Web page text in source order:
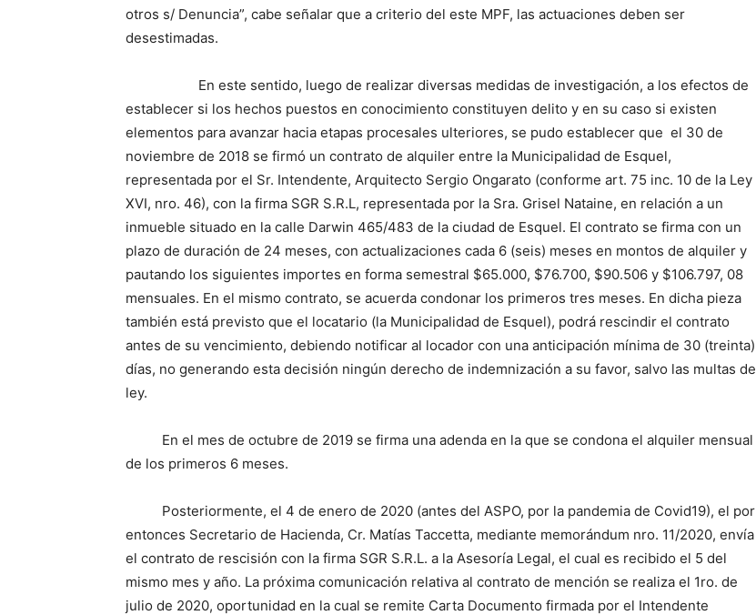
otros s/ Denuncia”, cabe señalar que a criterio del este MPF, las actuaciones deben ser
desestimadas.
En este sentido, luego de realizar diversas medidas de investigación, a los efectos de
establecer si los hechos puestos en conocimiento constituyen delito y en su caso si existen
elementos para avanzar hacia etapas procesales ulteriores, se pudo establecer que el 30 de
noviembre de 2018 se firmó un contrato de alquiler entre la Municipalidad de Esquel,
representada por el Sr. Intendente, Arquitecto Sergio Ongarato (conforme art. 75 inc. 10 de la Ley
XVI, nro. 46), con la firma SGR S.R.L, representada por la Sra. Grisel Nataine, en relación a un
inmueble situado en la calle Darwin 465/483 de la ciudad de Esquel. El contrato se firma con un
plazo de duración de 24 meses, con actualizaciones cada 6 (seis) meses en montos de alquiler y
pautando los siguientes importes en forma semestral $65.000, $76.700, $90.506 y $106.797, 08
mensuales. En el mismo contrato, se acuerda condonar los primeros tres meses. En dicha pieza
también está previsto que el locatario (la Municipalidad de Esquel), podrá rescindir el contrato
antes de su vencimiento, debiendo notificar al locador con una anticipación mínima de 30 (treinta)
días, no generando esta decisión ningún derecho de indemnización a su favor, salvo las multas de
ley.
En el mes de octubre de 2019 se firma una adenda en la que se condona el alquiler mensual
de los primeros 6 meses.
Posteriormente, el 4 de enero de 2020 (antes del ASPO, por la pandemia de Covid19), el por
entonces Secretario de Hacienda, Cr. Matías Taccetta, mediante memorándum nro. 11/2020, envía
el contrato de rescisión con la firma SGR S.R.L. a la Asesoría Legal, el cual es recibido el 5 del
mismo mes y año. La próxima comunicación relativa al contrato de mención se realiza el 1ro. de
julio de 2020, oportunidad en la cual se remite Carta Documento firmada por el Intendente